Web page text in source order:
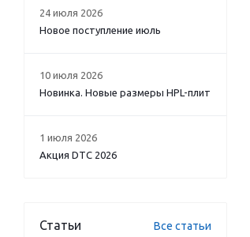
24 июля 2026
Новое поступление июль
10 июля 2026
Новинка. Новые размеры HPL-плит
1 июля 2026
Акция DTC 2026
Статьи Все статьи